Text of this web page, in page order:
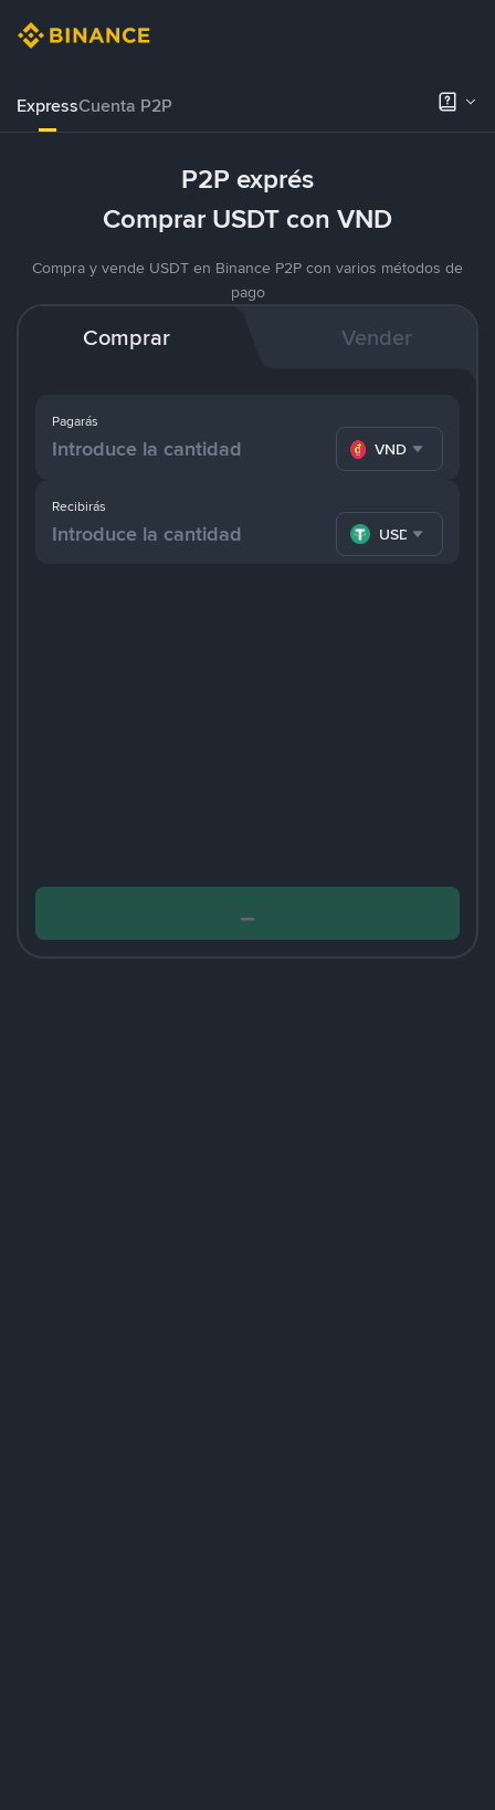
ExpressCuenta P2P
P2P exprés
Comprar USDT con VND
Compra y vende USDT en Binance P2P con varios métodos de
pago
Comprar Vender
Pagarás
VND
Recibirás
USDT